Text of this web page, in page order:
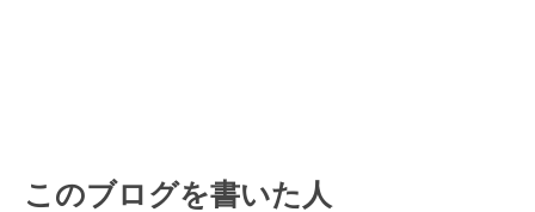
このブログを書いた人